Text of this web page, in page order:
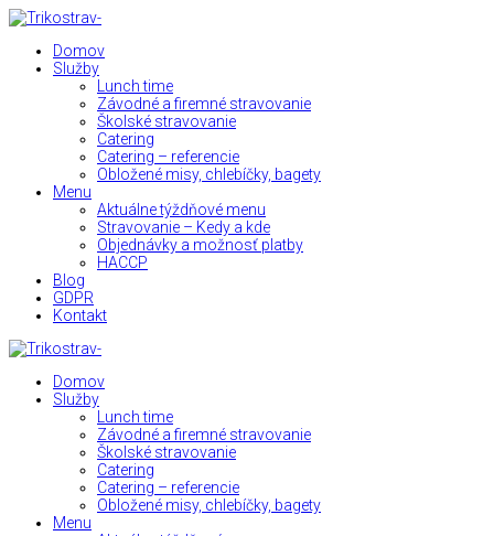
Domov
Služby
Lunch time
Závodné a firemné stravovanie
Školské stravovanie
Catering
Catering – referencie
Obložené misy, chlebíčky, bagety
Menu
Aktuálne týždňové menu
Stravovanie – Kedy a kde
Objednávky a možnosť platby
HACCP
Blog
GDPR
Kontakt
Domov
Služby
Lunch time
Závodné a firemné stravovanie
Školské stravovanie
Catering
Catering – referencie
Obložené misy, chlebíčky, bagety
Menu